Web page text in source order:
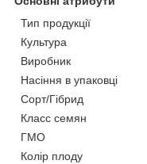
Тип продукції
Культура
Виробник
Насіння в упаковці
Сорт/Гібрид
Класс семян
ГМО
Колір плоду